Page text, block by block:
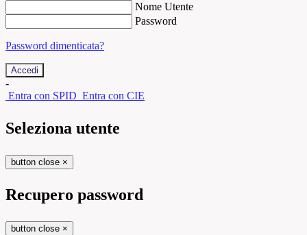
Nome Utente
Password
Password dimenticata?
-
Entra con SPID Entra con CIE
Seleziona utente
button close ×
Recupero password
button close ×